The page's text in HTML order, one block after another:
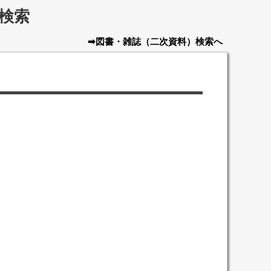
索
➡図書・雑誌（二次資料） 検索へ